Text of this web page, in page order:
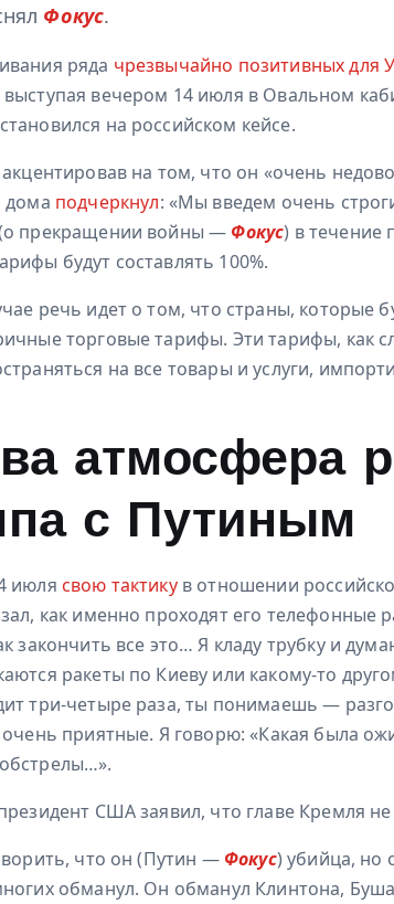
Фокус.
ряда чрезвычайно позитивных для
выступая вечером 14 июля в Овальном
на российском кейсе.
на том, что он «очень
дома подчеркнул: «Мы введем очень
прекращении войны — Фокус) в течение
будут составлять 100%.
речь идет о том, что страны, которые
торговые тарифы. Эти тарифы, как
на все товары и услуги,
атмосфера
с Путиным
июля свою тактикув отношении
как именно проходят его телефонные
закончить все это… Я кладу трубку и
ракеты по Киеву или какому-то
три-четыре раза, ты понимаешь —
очень приятные. Я говорю: «Какая была
США заявил, что главе Кремля не
что он (Путин — Фокус) убийца, но
обманул. Он обманул Клинтона,